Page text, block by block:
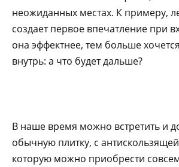
неожиданных местах. К примеру,
создает первое впечатление при
она эффектнее, тем больше
внутрь: а что будет дальше?
В наше время можно встретить и
обычную плитку, с
которую можно приобрести